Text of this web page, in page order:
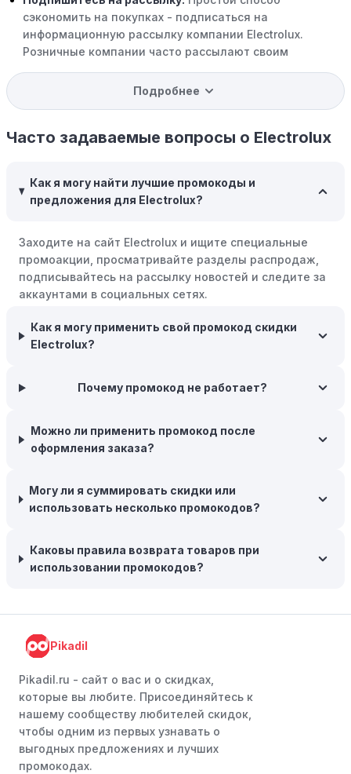
сэкономить на покупках - подписаться на
информационную рассылку компании Electrolux.
Розничные компании часто рассылают своим
доступ к распродажам.
компании Electrolux есть программы поощрения,
позволяющие зарабатывать баллы или cashback на
скидки или будущие покупки.
пятница" или сезонными акциями. В такие периоды
розничные компании часто предлагают значительные
скидки.
добавьте товары в корзину и оставьте их на день или
два. В некоторых случаях существует большая
Electrolux, могут прислать вам код скидки, чтобы
Межсезонные покупки:Приобретайте товары во
время межсезонных распродаж, когда магазины
товары на следующий сезон, когда они будут в
продаже.
Возможность бесплатной доставки:Большинство
интернет-магазинов часто предлагают бесплатную
заказе на сумму, превышающую определенную,
поэтому рассмотрите возможность покупки
нескольких товаром в одном заказе.
Следите за социальными сетями:
Electrolux в социальных сетях, таких как VK, Facebook
или Instagram. Ритейлеры часто делятся со своими
подписчиками эксклюзивными кодами скидок или
акциями.
Подробнее
Часто задаваемые вопросы о Electrolux
Как я могу найти лучшие промокоды и
предложения для Electrolux?
Заходите на сайт Electrolux и ищите специальные
промоакции, просматривайте разделы распродаж,
подписывайтесь на рассылку новостей и следите за
аккаунтами в социальных сетях.
Как я могу применить свой промокод скидки
Electrolux?
Почему промокод не работает?
Можно ли применить промокод после
оформления заказа?
Могу ли я суммировать скидки или
использовать несколько промокодов?
Каковы правила возврата товаров при
использовании промокодов?
Pikadil
Pikadil.ru - cайт о вас и о скидках,
которые вы любите. Присоединяйтесь к
нашему сообществу любителей скидок,
чтобы одним из первых узнавать о
выгодных предложениях и лучших
промокодах.